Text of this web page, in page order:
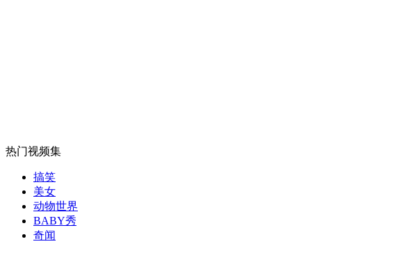
女孩北京地铁殴打老人 痛下狠手拳打脚踢
无痛分娩是否安全 医生回应
热门视频集
搞笑
美女
动物世界
BABY秀
奇闻